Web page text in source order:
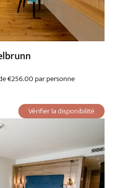
Vérifier la disponibilité
€256.00 par personne